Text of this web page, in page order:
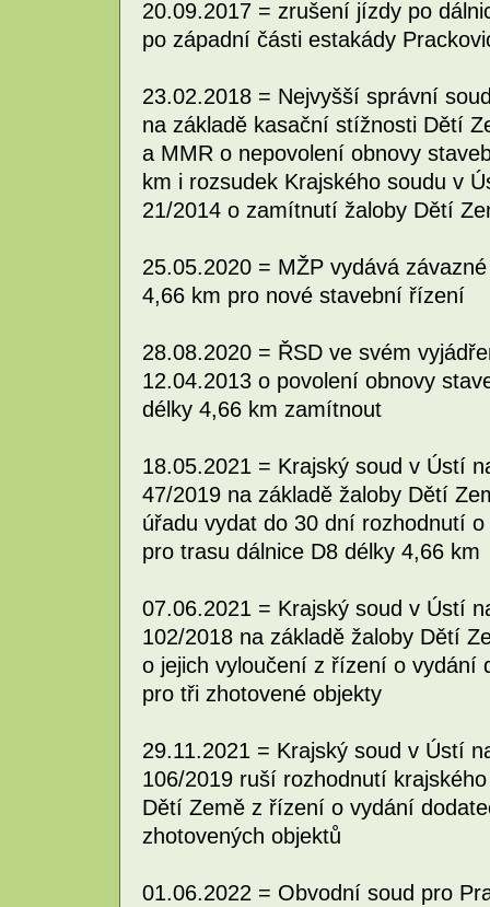
20.09.2017 = zrušení jízdy po
po západní části estakády
23.02.2018 = Nejvyšší správní
na základě kasační stížnosti Dětí
a MMR o nepovolení obnovy
km i rozsudek Krajského soudu v
21/2014 o zamítnutí žaloby Dětí
25.05.2020 = MŽP vydává
4,66 km pro nové stavební řízení
28.08.2020 = ŘSD ve svém
12.04.2013 o povolení obnovy
délky 4,66 km zamítnout
18.05.2021 = Krajský soud v Ústí
47/2019 na základě žaloby Dětí
úřadu vydat do 30 dní rozhodnutí
pro trasu dálnice D8 délky 4,66 km
07.06.2021 = Krajský soud v Ústí
102/2018 na základě žaloby Dětí
o jejich vyloučení z řízení o vydání
pro tři zhotovené objekty
29.11.2021 = Krajský soud v Ústí
106/2019 ruší rozhodnutí
Dětí Země z řízení o vydání
zhotovených objektů
01.06.2022 = Obvodní soud pro